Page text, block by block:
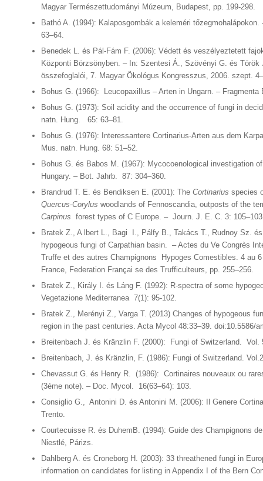
Magyar Természettudományi Múzeum, Budapest, pp. 199-298.
Bathó A. (1994): Kalaposgombák a keleméri
63–64.
Benedek L. és Pál-Fám F. (2006): Védett és veszélyeztetett
Központi Börzsönyben. – In: Szentesi Á., Szövényi G. és
összefoglalói, 7. Magyar Ökológus Kongresszus, 2006. szept.
Bohus G. (1966): Leucopaxillus – Arten in Ungarn. – Fragmenta
Bohus G. (1973): Soil acidity and the occurrence of fungi in
natn. Hung. 65: 63–81.
Bohus G. (1976): Interessantere Cortinarius-Arten aus dem
Mus. natn. Hung. 68: 51–52.
Bohus G. és Babos M. (1967): Mycocoenological investigation
Hungary. – Bot. Jahrb. 87: 304–360.
Brandrud T. E. és Bendiksen E. (2001): The Cortinarius species
Quercus-Corylus woodlands of Fennoscandia, outposts of the
Carpinus forest types of C Europe. – Journ. J. E. C. 3:
Bratek Z., A lbert L., Bagi I., Pálfy B., Takács T., Rudnoy Sz.
hypogeous fungi of Carpathian basin. – Actes du Ve Congrès
Truffe et des autres Champignons Hypoges Comestibles. 4 au
France, Federation Françai se des Trufficulteurs, pp. 255–256.
Bratek Z., Király I. és Láng F. (1992): R-spectra of some
Vegetazione Mediterranea 7(1): 95-102.
Bratek Z., Merényi Z., Varga T. (2013) Changes of hypogeous
region in the past centuries. Acta Mycol 48:33–39. doi:10.5586/
Breitenbach J. és Kränzlin F. (2000): Fungi of Switzerland. Vol.
Breitenbach, J. és Kränzlin, F. (1986): Fungi of Switzerland.
Chevassut G. és Henry R. (1986): Cortinaires nouveaux ou
(3éme note). – Doc. Mycol. 16(63–64): 103.
Consiglio G., Antonini D. és Antonini M. (2006): Il Genere
Trento.
Courtecuisse R. és DuhemB. (1994): Guide des Champignons
Niestlé, Párizs.
Dahlberg A. és Croneborg H. (2003): 33 threathened fungi in
information on candidates for listing in Appendix I of the Bern